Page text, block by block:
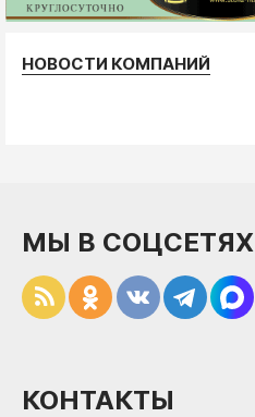
НОВОСТИ КОМПАНИЙ
МЫ В СОЦСЕТЯХ
КОНТАКТЫ